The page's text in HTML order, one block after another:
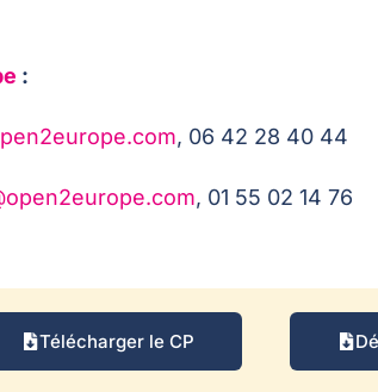
:
, 06 42 28 40 44
, 01 55 02 14 76
Télécharger le CP